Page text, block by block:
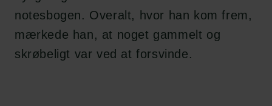
notesbogen. Overalt, hvor han kom frem,
mærkede han, at noget gammelt og
skrøbeligt var ved at forsvinde.